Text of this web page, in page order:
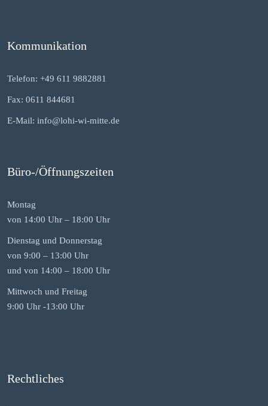
Kommunikation
Telefon: +49 611 9882881
Fax: 0611 844681
E-Mail: info@lohi-wi-mitte.de
Büro-/Öffnungszeiten
Montag
von 14:00 Uhr – 18:00 Uhr
Dienstag und Donnerstag
von 9:00 – 13:00 Uhr
und von 14:00 – 18:00 Uhr
Mittwoch und Freitag
9:00 Uhr -13:00 Uhr
Rechtliches